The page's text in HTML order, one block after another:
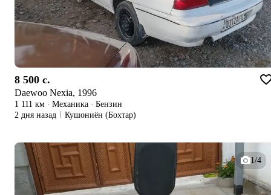
8 500 c.
Daewoo Nexia, 1996
1 111 км · Механика · Бензин
2 дня назад
Кушониён (Бохтар)
1/4